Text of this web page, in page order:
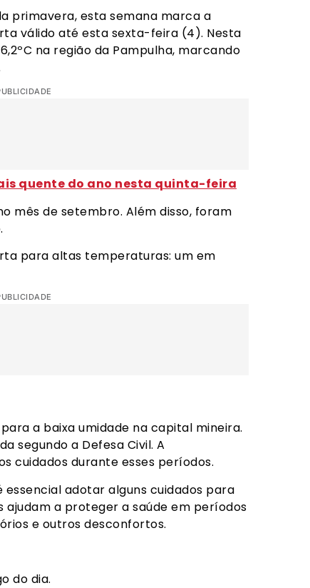
primavera, esta semana marca a
válido até esta sexta-feira (4). Nesta
na região da Pampulha, marcando
quente do ano nesta quinta-feira
mês de setembro. Além disso, foram
para altas temperaturas: um em
a baixa umidade na capital mineira.
segundo a Defesa Civil. A
cuidados durante esses períodos.
essencial adotar alguns cuidados para
ajudam a proteger a saúde em períodos
e outros desconfortos.
do dia.